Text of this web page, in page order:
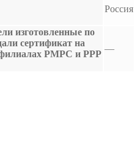
Россия
изготовленные по
сертификат на
филиалах РМРС и РРР
—